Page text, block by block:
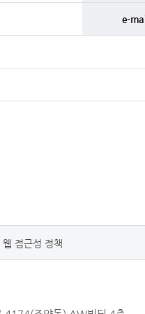
e-
웹 접근성 정책